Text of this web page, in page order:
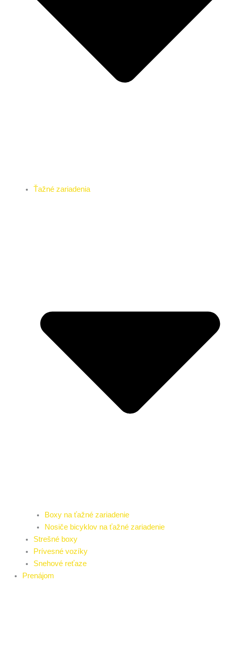
Ťažné zariadenia
Boxy na ťažné zariadenie
Nosiče bicyklov na ťažné zariadenie
Strešné boxy
Prívesné vozíky
Snehové reťaze
Prenájom